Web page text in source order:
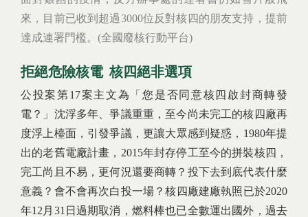
來，目前已收到超過3000位反對核四的朋友支持，提前
達成連署門檻。(全國廢核行動平台)
拒絕危險核電 核四絕非選項
公投案第17案主文為「您是否同意核四啟封商轉發
電？」沈浮多年、爭議重重，至今尚未完工的核四廠再
度浮上檯面，引發爭議，更讓大眾感到疑惑，1980年提
出的老舊電廠計畫，2015年封存停工至今的拼裝核四，
完工尚且不易，更何況還要商轉？投下去到底代表什麼
意義？會不會再次白投一場？核四廠建廠執照已於2020
年12月31日過期取消，燃料棒也已全數運出國外，過去